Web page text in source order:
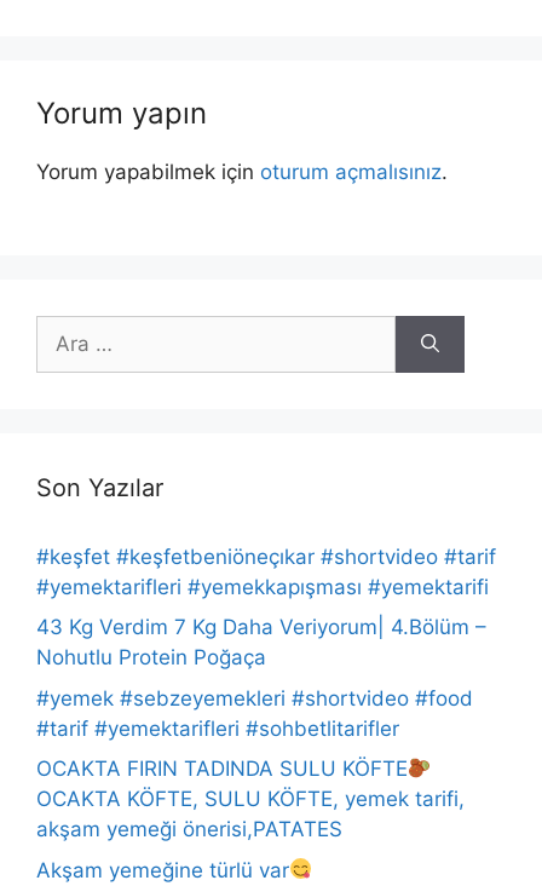
Yorum yapın
Yorum yapabilmek için oturum açmalısınız.
ara
Son Yazılar
#keşfet #keşfetbeniöneçıkar #shortvideo #tarif
#yemektarifleri #yemekkapışması #yemektarifi
43 Kg Verdim 7 Kg Daha Veriyorum| 4.Bölüm –
Nohutlu Protein Poğaça
#yemek #sebzeyemekleri #shortvideo #food
#tarif #yemektarifleri #sohbetlitarifler
OCAKTA FIRIN TADINDA SULU KÖFTE
OCAKTA KÖFTE, SULU KÖFTE, yemek tarifi,
akşam yemeği önerisi,PATATES
Akşam yemeğine türlü var